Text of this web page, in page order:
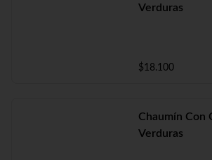
Verduras
$18.100
Chaumín Con
Verduras